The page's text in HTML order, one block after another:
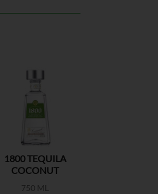
1800 TEQUILA
COCONUT
750 ML